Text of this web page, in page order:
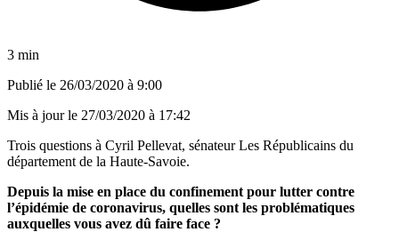
3 min
Publié le 26/03/2020 à 9:00
Mis à jour le 27/03/2020 à 17:42
Trois questions à Cyril Pellevat, sénateur Les Républicains du
département de la Haute-Savoie.
Depuis la mise en place du confinement pour lutter contre
l’épidémie de coronavirus, quelles sont les problématiques
auxquelles vous avez dû faire face ?